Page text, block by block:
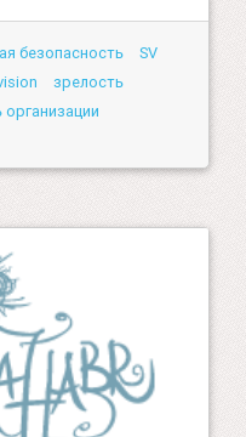
безопасность
SV
зрелость